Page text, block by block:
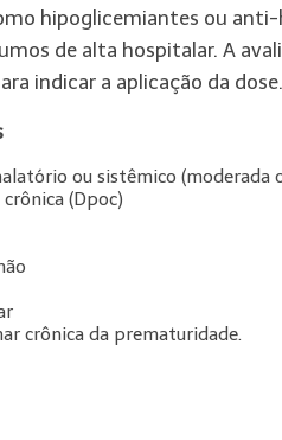
hipoglicemiantes ou
de alta hospitalar. A
indicar a aplicação da dose.
ou sistêmico (moderada
(Dpoc)
crônica da prematuridade.